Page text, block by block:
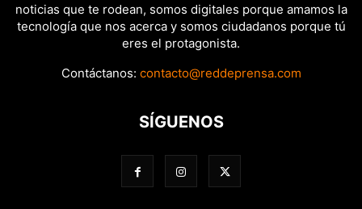
noticias que te rodean, somos digitales porque amamos la
tecnología que nos acerca y somos ciudadanos porque tú
eres el protagonista.
Contáctanos: contacto@reddeprensa.com
SÍGUENOS